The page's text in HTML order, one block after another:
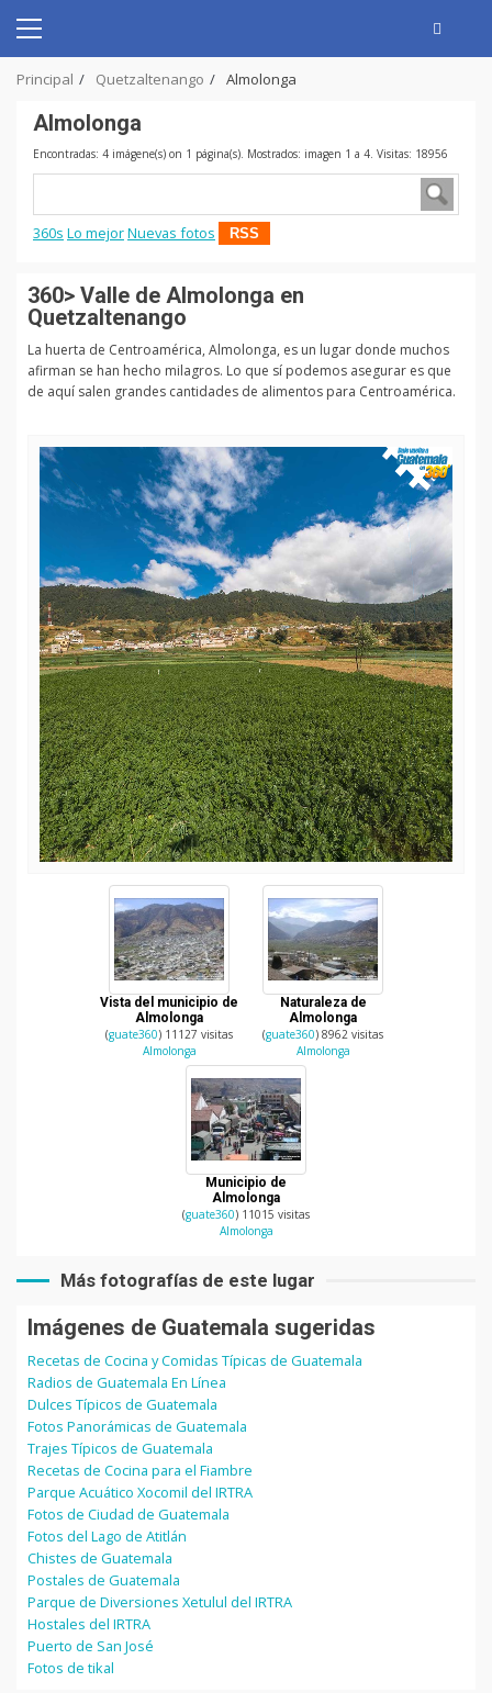
content
Primary
Principal Quetzaltenango Almolonga
Almolonga
Encontradas: 4 imágene(s) on 1 página(s). Mostrados: imagen 1 a 4. Visitas: 18956
360s Lo mejorNuevas fotos RSS
360> Valle de Almolonga en
Quetzaltenango
La huerta de Centroamérica, Almolonga, es un lugar donde muchos
afirman se han hecho milagros. Lo que sí podemos asegurar es que
de aquí salen grandes cantidades de alimentos para Centroamérica.
Vista del municipio de
Almolonga
(guate360) 11127 visitas
Almolonga
Naturaleza de
Almolonga
(guate360) 8962 visitas
Almolonga
Municipio de
Almolonga
(guate360) 11015 visitas
Almolonga
Más fotografías de este lugar
Imágenes de Guatemala sugeridas
Recetas de Cocina y Comidas Típicas de Guatemala
Radios de Guatemala En Línea
Dulces Típicos de Guatemala
Fotos Panorámicas de Guatemala
Trajes Típicos de Guatemala
Recetas de Cocina para el Fiambre
Parque Acuático Xocomil del IRTRA
Fotos de Ciudad de Guatemala
Fotos del Lago de Atitlán
Chistes de Guatemala
Postales de Guatemala
Parque de Diversiones Xetulul del IRTRA
Hostales del IRTRA
Puerto de San José
Fotos de tikal